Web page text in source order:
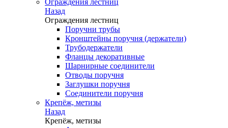
Ограждения лестниц
Назад
Ограждения лестниц
Поручни трубы
Кронштейны поручня (держатели)
Трубодержатели
Фланцы декоративные
Шарнирные соединители
Отводы поручня
Заглушки поручня
Соединители поручня
Крепёж, метизы
Назад
Крепёж, метизы